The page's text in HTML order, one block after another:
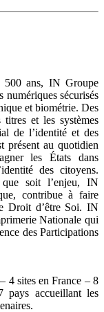
500 ans, IN Groupe
numériques sécurisés
et biométrie. Des
titres et les systèmes
de l’identité et des
présent au quotidien
les États dans
des citoyens.
que soit l’enjeu, IN
contribue à faire
Droit d’être Soi. IN
Nationale qui
des Participations
4 sites en France – 8
pays accueillant les